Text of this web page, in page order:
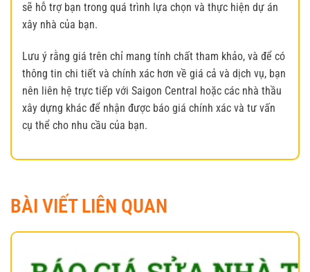
sẽ hỗ trợ bạn trong quá trình lựa chọn và thực hiện dự án
xây nhà của bạn.
Lưu ý rằng giá trên chỉ mang tính chất tham khảo, và để có
thông tin chi tiết và chính xác hơn về giá cả và dịch vụ, bạn
nên liên hệ trực tiếp với Saigon Central hoặc các nhà thầu
xây dựng khác để nhận được báo giá chính xác và tư vấn
cụ thể cho nhu cầu của bạn.
BÀI VIẾT LIÊN QUAN